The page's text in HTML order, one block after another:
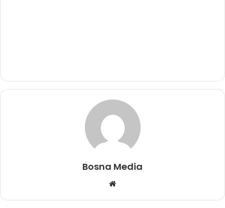
Bosna Media
Website